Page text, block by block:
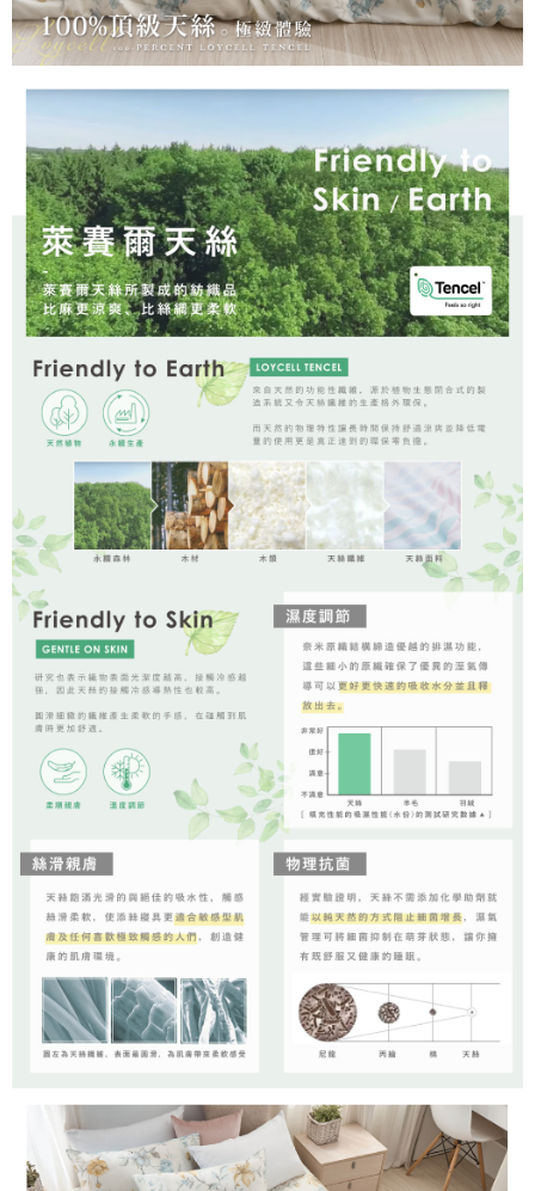
【注意事項】
１．透過由恩沛科技股份有限公司提供之「AFTEE先享後付」服務完成之交
易，需依本服務之必要範圍內提供個人資料，並將交易相關給付款項請求債
權轉讓予恩沛科技股份有限公司。
３．未成年的使用者請事先徵得法定代理人或監護人之同意方可使用
「AFTEE先享後付」，若未經同意申辦者引起之損失，本公司不負相關責
任。
４．使用「AFTEE先享後付」時，將依據個別帳號之用戶狀況，依本公司即
時審查核予不同之上限額度；若仍有額度不足之情形，本公司將視審查結果
請求用戶進行身份認證。
５．嚴禁一人註冊多個帳號或使用他人資訊註冊。若發現惡意使用之情形，
恩沛科技股份有限公司將有權停止該用戶之使用額度並採取法律行動。
付款後7-11取貨
每筆NT$60，滿NT$999(含以上)免運費
新竹貨運